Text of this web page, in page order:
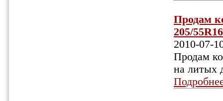
Продам
205/
2010-07-
Продам
на литых